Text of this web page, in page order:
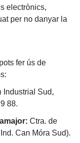
electrònics,
per no danyar la
fer ús de
Industrial Sud,
88.
Ctra. de
Can Móra Sud).